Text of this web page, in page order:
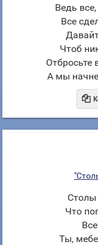
Ведь
Все
Чтоб
Отбросьте
А мы

Столы
Что
Ты,